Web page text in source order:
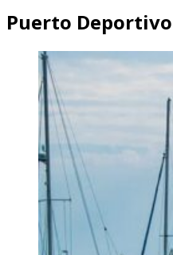
Puerto Deportivo